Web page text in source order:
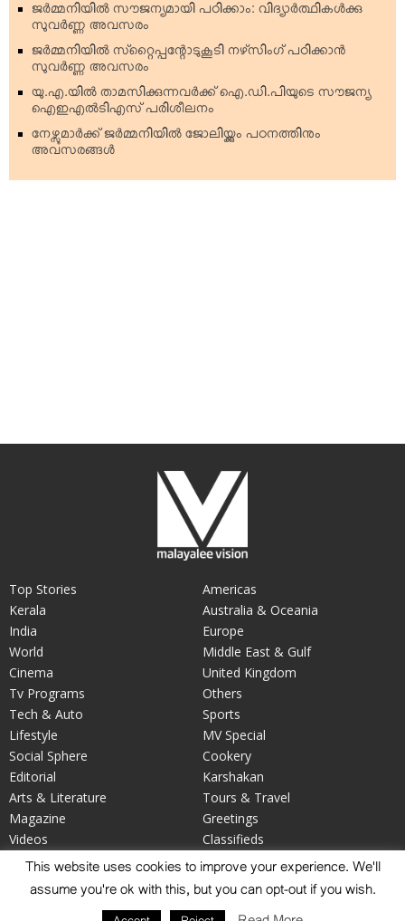
ജര്‍മ്മനിയില്‍ സൗജന്യമായി പഠിക്കാം: വിദ്യാര്‍ത്ഥികള്‍ക്കു
സുവര്‍ണ്ണ അവസരം
ജര്‍മ്മനിയില്‍ സ്‌റ്റൈപ്പന്റോടുകൂടി നഴ്‌സിംഗ് പഠിക്കാന്‍
സുവര്‍ണ്ണ അവസരം
യു.എ.യില്‍ താമസിക്കുന്നവര്‍ക്ക് ഐ.ഡി.പിയുടെ സൗജന്യ
ഐഇഎല്‍ടിഎസ് പരിശീലനം
നേഴ്സുമാര്‍ക്ക് ജര്‍മ്മനിയില്‍ ജോലിയ്ക്കും പഠനത്തിനും
അവസരങ്ങള്‍
Top Stories
Kerala
India
World
Cinema
Tv Programs
Tech & Auto
Americas
Australia & Oceania
Europe
Middle East & Gulf
United Kingdom
Others
Sports
Lifestyle
Social Sphere
Editorial
Arts & Literature
Magazine
Videos
Your Say
MV Special
Cookery
Karshakan
Tours & Travel
Greetings
Classifieds
Obituary
This website uses cookies to improve your experience. We'll
assume you're ok with this, but you can opt-out if you wish.